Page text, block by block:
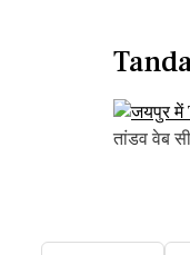
तांडव वेब